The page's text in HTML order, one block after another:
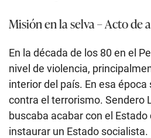
Misión en la selva – Acto de
En la década de los 80 en el
nivel de violencia,
interior del país. En esa época
contra el terrorismo. Sendero
buscaba acabar con el
instaurar un Estado socialista.